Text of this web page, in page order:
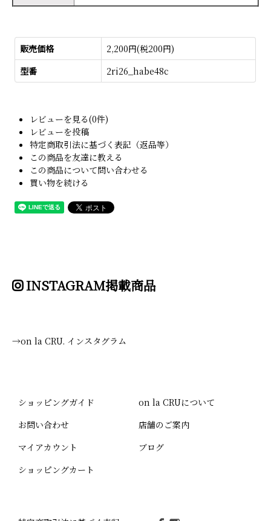
販売価格
2,200円(税200円)
型番
2ri26_habe48c
レビューを見る(0件)
レビューを投稿
特定商取引法に基づく表記（返品等）
この商品を友達に教える
この商品について問い合わせる
買い物を続ける
INSTAGRAM掲載商品
→on la CRU. インスタグラム
ショッピングガイド
お問い合わせ
マイアカウント
ショッピングカート
on la CRUについて
店舗のご案内
ブログ